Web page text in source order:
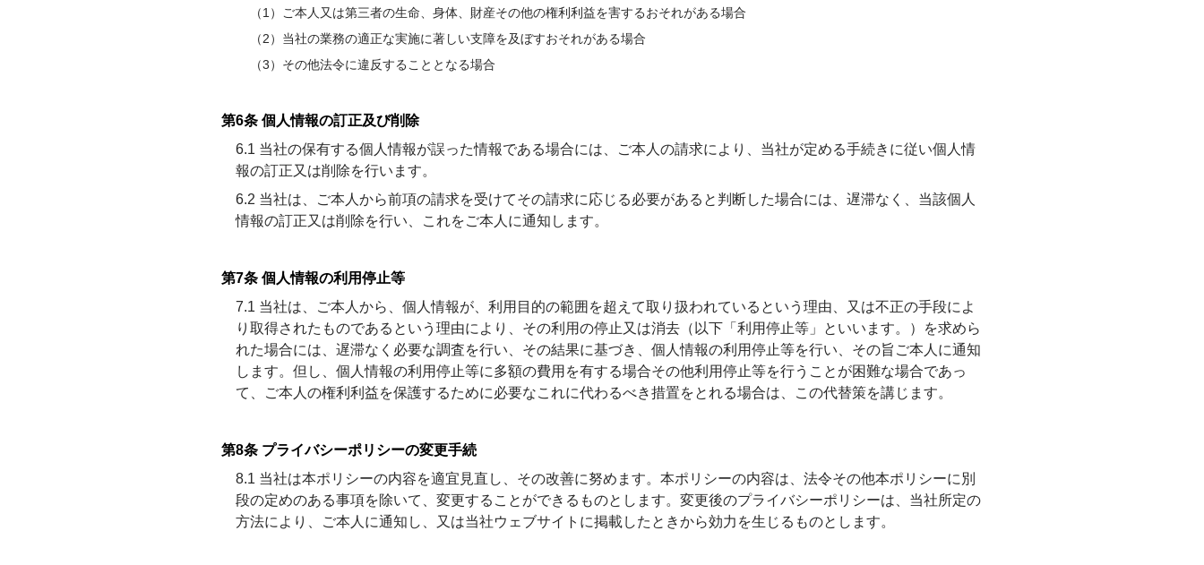
（1）ご本人又は第三者の生命、身体、財産その他の権利利益を害するおそれがある場合
（2）当社の業務の適正な実施に著しい支障を及ぼすおそれがある場合
（3）その他法令に違反することとなる場合
第6条 個人情報の訂正及び削除
6.1 当社の保有する個人情報が誤った情報である場合には、ご本人の請求により、当社が定める手続きに従い個人情
報の訂正又は削除を行います。
6.2 当社は、ご本人から前項の請求を受けてその請求に応じる必要があると判断した場合には、遅滞なく、当該個人
情報の訂正又は削除を行い、これをご本人に通知します。
第7条 個人情報の利用停止等
7.1 当社は、ご本人から、個人情報が、利用目的の範囲を超えて取り扱われているという理由、又は不正の手段によ
り取得されたものであるという理由により、その利用の停止又は消去（以下「利用停止等」といいます。）を求めら
れた場合には、遅滞なく必要な調査を行い、その結果に基づき、個人情報の利用停止等を行い、その旨ご本人に通知
します。但し、個人情報の利用停止等に多額の費用を有する場合その他利用停止等を行うことが困難な場合であっ
て、ご本人の権利利益を保護するために必要なこれに代わるべき措置をとれる場合は、この代替策を講じます。
第8条 プライバシーポリシーの変更手続
8.1 当社は本ポリシーの内容を適宜見直し、その改善に努めます。本ポリシーの内容は、法令その他本ポリシーに別
段の定めのある事項を除いて、変更することができるものとします。変更後のプライバシーポリシーは、当社所定の
方法により、ご本人に通知し、又は当社ウェブサイトに掲載したときから効力を生じるものとします。